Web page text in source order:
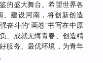
的盛大舞台。希望世界各
建设河南，将创新创造
奋斗的“画卷”书写在中原
、成就无悔青春、创造精
服务、最优环境，为青年